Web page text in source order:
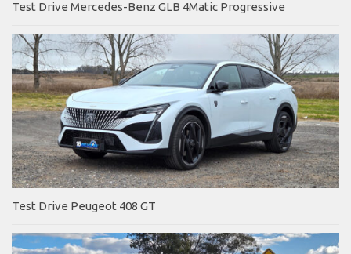
Test Drive Mercedes-Benz GLB 4Matic Progressive
Test Drive Peugeot 408 GT